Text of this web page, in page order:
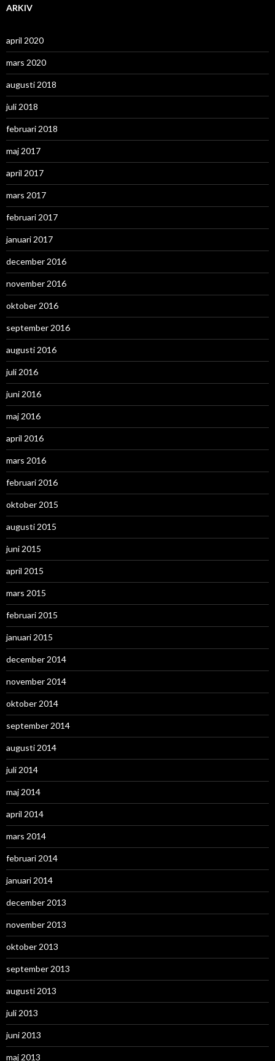
ARKIV
april 2020
mars 2020
augusti 2018
juli 2018
februari 2018
maj 2017
april 2017
mars 2017
februari 2017
januari 2017
december 2016
november 2016
oktober 2016
september 2016
augusti 2016
juli 2016
juni 2016
maj 2016
april 2016
mars 2016
februari 2016
oktober 2015
augusti 2015
juni 2015
april 2015
mars 2015
februari 2015
januari 2015
december 2014
november 2014
oktober 2014
september 2014
augusti 2014
juli 2014
maj 2014
april 2014
mars 2014
februari 2014
januari 2014
december 2013
november 2013
oktober 2013
september 2013
augusti 2013
juli 2013
juni 2013
maj 2013